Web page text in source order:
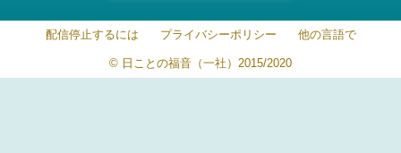
配信停止するには プライバシーポリシー 他の言語で
© 日ことの福音（一社）2015/2020